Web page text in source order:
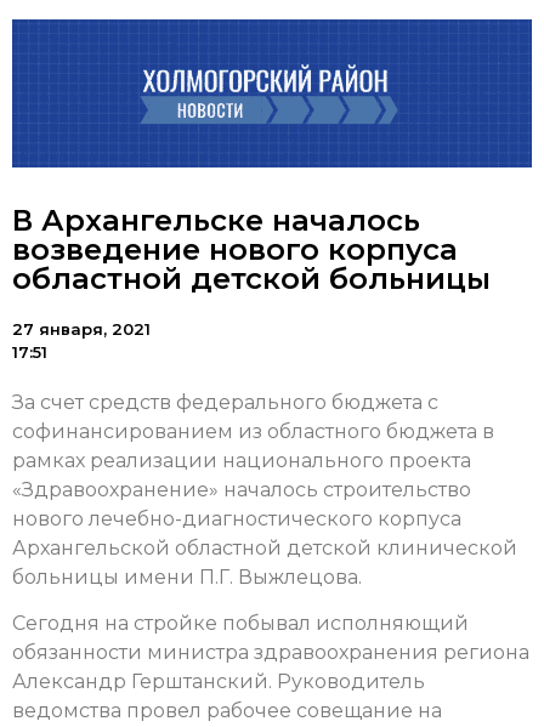
В Архангельске началось
возведение нового корпуса
областной детской больницы
27 января, 2021
17:51
За счет средств федерального бюджета с
софинансированием из областного бюджета в
рамках реализации национального проекта
«Здравоохранение» началось строительство
нового лечебно-диагностического корпуса
Архангельской областной детской клинической
больницы имени П.Г. Выжлецова.
Сегодня на стройке побывал исполняющий
обязанности министра здравоохранения региона
Александр Герштанский. Руководитель
ведомства провел рабочее совещание на